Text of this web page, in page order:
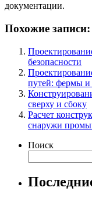
документации.
Похожие записи:
безопасности
путей: фермы и
сверху и сбоку
Расчет
снаружи
Поиск